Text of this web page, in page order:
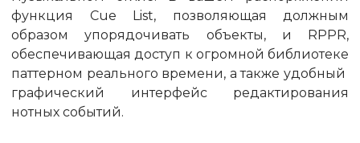
функция Cue List, позволяющая должным
образом упорядочивать объекты, и RPPR,
обеспечивающая доступ к огромной библиотеке
паттерном реального времени, а также удобный
графический интерфейс редактирования
нотных событий.